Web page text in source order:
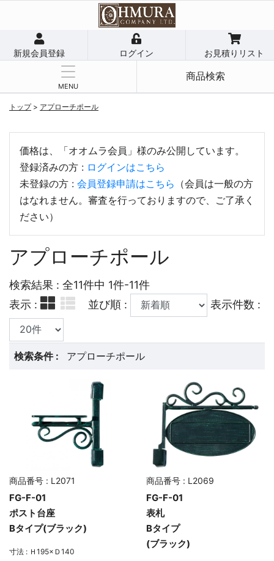
新規会員登録 ログイン お見積りリスト
MENU
商品検索
トップ> アプローチポール
価格は、「オオムラ会員」様のみ公開しています。
登録済みの方 : ログインはこちら
未登録の方 : 会員登録申請はこちら （会員は一般の方
はなれません。審査を行っておりますので、ご了承く
ださい）
アプローチポール
検索結果 : 全11件中 1件-11件
表示 :
並び順 : 表示件数 :
検索条件 : アプローチポール
商品番号 : L2071
FG-F-01
ポスト台座
Bタイプ(ブラック)
寸法 : Ｈ195×Ｄ140
商品番号 : L2069
FG-F-01
表札
Bタイプ
(ブラック)